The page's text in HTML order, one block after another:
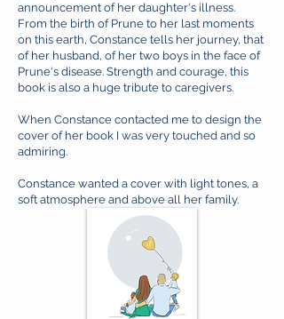
announcement of her daughter's illness.
From the birth of Prune to her last moments
on this earth, Constance tells her journey, that
of her husband, of her two boys in the face of
Prune's disease. Strength and courage, this
book is also a huge tribute to caregivers. ​
When Constance contacted me to design the
cover of her book I was very touched and so
admiring.
Constance wanted a cover with light tones, a
soft atmosphere and above all her family.